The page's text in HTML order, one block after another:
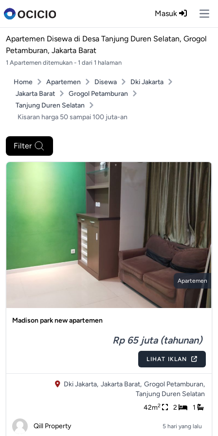
Masuk
Apartemen Disewa di Desa Tanjung Duren Selatan, Grogol
Petamburan, Jakarta Barat
1 Apartemen ditemukan - 1 dari 1 halaman
Home Apartemen Disewa
Dki Jakarta
Jakarta Barat
Grogol Petamburan
Tanjung Duren Selatan
Kisaran harga 50 sampai 100 juta-an
Filter
Apartemen
Madison park new apartemen
Rp 65 juta (tahunan)
LIHAT IKLAN
Dki Jakarta, Jakarta Barat, Grogol Petamburan,
Tanjung Duren Selatan
42m2 2 1
Qill Property 5 hari yang lalu